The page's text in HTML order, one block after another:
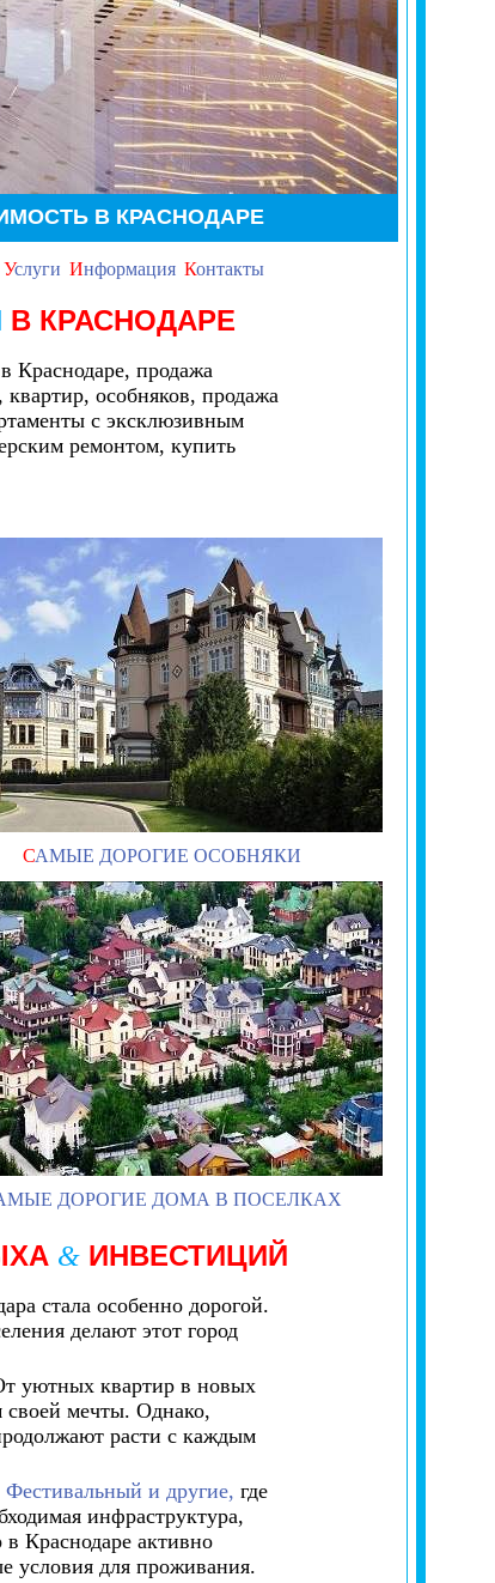
В КРАСНОДАРЕ
Услуги Информация Контакты
В КРАСНОДАРЕ
Краснодаре, продажа
квартир, особняков, продажа
с эксклюзивным
ремонтом, купить
САМЫЕ ДОРОГИЕ ОСОБНЯКИ
ДОРОГИЕ ДОМА В ПОСЕЛКАХ
&ИНВЕСТИЦИЙ
стала особенно дорогой.
делают этот город
уютных квартир в новых
своей мечты. Однако,
расти с каждым
и другие, где
инфраструктура,
Краснодаре активно
условия для проживания.